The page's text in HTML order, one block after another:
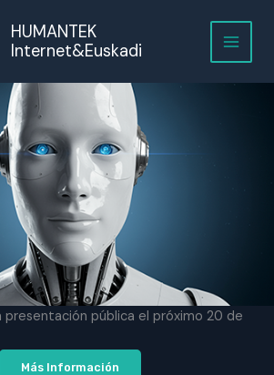
HUMANTEK
Internet&Euskadi
pública el próximo 20 de
Más Información